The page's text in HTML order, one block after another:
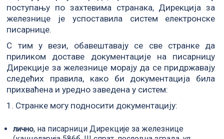
поступању по захтевима странака, Дирекција за
железнице је успоставила систем електронске
писарнице.
С тим у вези, обавештавају се све странке да
приликом доставе документације на писарницу
Дирекције за железнице морају да се придржавају
следећих правила, како би документација била
прихваћена и уредно заведена у систем:
1. Странке могу подносити документацију:
лично, на писарници Дирекције за железнице